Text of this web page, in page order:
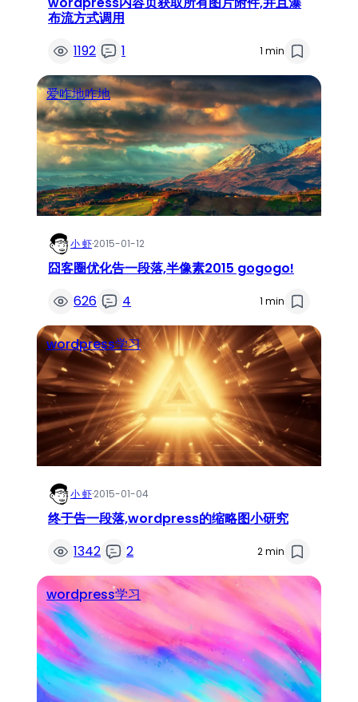
布流方式调用
1192
1 1 min
爱咋地咋地
小 虾·2015-01-12
囧客圈优化告一段落,半像素2015 gogogo!
626
4 1 min
wordpress学习
小 虾·2015-01-04
终于告一段落,wordpress的缩略图小研究
1342
2 2 min
wordpress学习